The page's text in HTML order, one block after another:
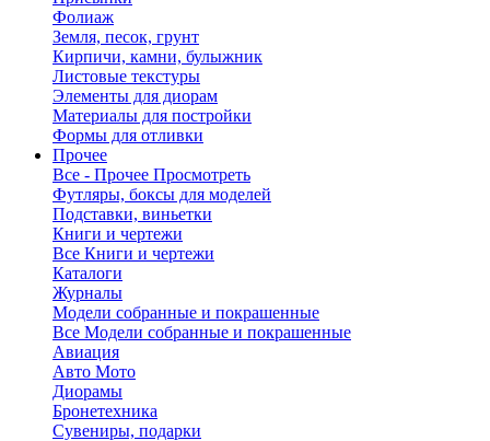
Фолиаж
Земля, песок, грунт
Кирпичи, камни, булыжник
Листовые текстуры
Элементы для диорам
Материалы для постройки
Формы для отливки
Прочее
Все - Прочее Просмотреть
Футляры, боксы для моделей
Подставки, виньетки
Книги и чертежи
Все Книги и чертежи
Каталоги
Журналы
Модели собранные и покрашенные
Все Модели собранные и покрашенные
Авиация
Авто Мото
Диорамы
Бронетехника
Сувениры, подарки